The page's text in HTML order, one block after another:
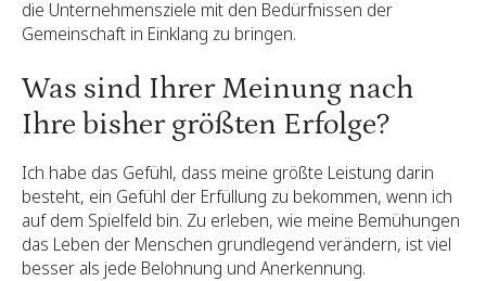
die Unternehmensziele mit den Bedürfnissen der
Gemeinschaft in Einklang zu bringen.
Was sind Ihrer Meinung nach
Ihre bisher größten Erfolge?
Ich habe das Gefühl, dass meine größte Leistung darin
besteht, ein Gefühl der Erfüllung zu bekommen, wenn ich
auf dem Spielfeld bin. Zu erleben, wie meine Bemühungen
das Leben der Menschen grundlegend verändern, ist viel
besser als jede Belohnung und Anerkennung.